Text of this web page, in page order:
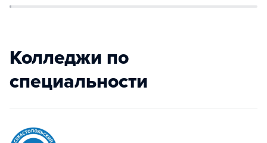
Колледжи по
специальности